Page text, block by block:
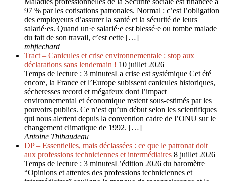
Maladies professionnelles de la Sécurité sociale est financée à
97 % par les cotisations patronales. Normal : c’est l’obligation
des employeurs d’assurer la santé et la sécurité de leurs
salarié·es. Quand un·e salarié·e est blessé·e ou tombe malade
du fait de son travail, c’est cette […]
mhflechard
Tract – Canicules et crise environ­nementale : stop aux
déclarations sans lendemain ! 10 juillet 2026
Temps de lecture : 3 minutesLa crise est systémique Cet été
encore, la France et l’Europe subissent canicules historiques,
sécheresses record et mégafeux dont l’impact
environnemental et économique restent sous-estimés par les
pouvoirs publics. Ce n’est qu’un début selon les scientifiques
qui nous alertent depuis la convention cadre de l’ONU sur le
changement climatique de 1992. […]
Antoine Thibaudeau
DP – Essentielles, mais déclassées : ce que le patronat doit
aux professions techniciennes et intermédiaires 8 juillet 2026
Temps de lecture : 3 minutesL’édition 2026 du baromètre
“Opinions et attentes des professions techniciennes et